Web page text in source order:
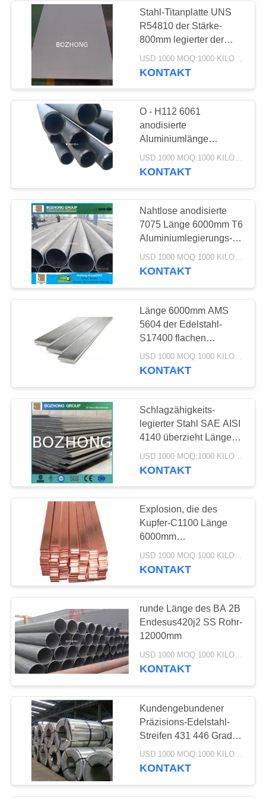
Draht aus
nichtrostendem
Stahl
Platte des legierten
Stahls
34
Legierter Stahl-
Spule
12
Stahl Rohr
Legierter Stahl-
Stange
Nickel-Legierungs-
Platte
Stahl-Titanplatte UNS
R54810 der Stärke-
800mm legierter der
Breiten-2500mm
KONTAKT
O - H112 6061
anodisierte
Aluminiumlänge
12000mm des rohr-
Durchmesser-300mm
USD 1000 MOQ:1000 KILOGRAMM
KONTAKT
Nahtlose anodisierte
7075 Länge 6000mm T6
Aluminiumlegierungs-
Rohr Ods 200mm
USD 1000 MOQ:1000 KILOGRAMM
KONTAKT
Länge 6000mm AMS
5604 der Edelstahl-
S17400 flachen
Stangen-400mm
USD 1000 MOQ:1000 KILOGRAMM
KONTAKT
Schlagzähigkeits-
legierter Stahl SAE AISI
4140 überzieht Länge
100mm Breiten-6000mm
KONTAKT
Explosion, die des
Kupfer-C1100 Länge
6000mm
Sammelschiene-der
Stärke-50mm der
USD 1000 MOQ:1000 KILOGRAMM
KONTAKT
runde Länge des BA 2B
Endesus420j2 SS Rohr-
12000mm
USD 1000 MOQ:1000 KILOGRAMM
KONTAKT
Kundengebundener
Präzisions-Edelstahl-
Streifen 431 446 Grad
440A 440B 440C 1 -
3mm Stärke
USD 1000 MOQ:1000 KILOGRAMM
KONTAKT